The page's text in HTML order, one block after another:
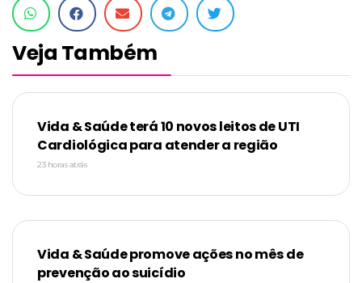
Veja Também
Vida & Saúde terá 10 novos leitos de UTI
Cardiológica para atender a região
23 horas atrás
Vida & Saúde promove ações no mês de
prevenção ao suicídio